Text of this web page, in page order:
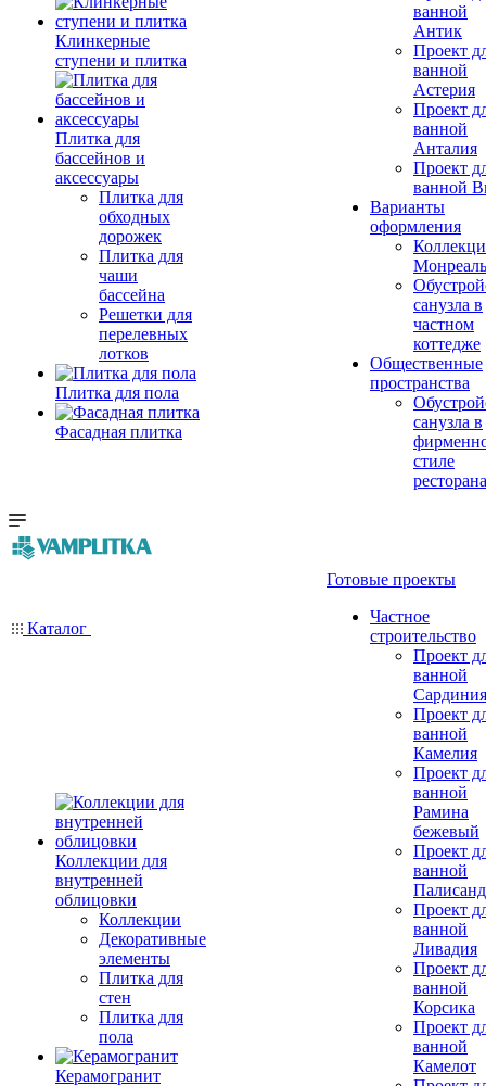
Клинкерные
ступени и плитка
Плитка для
бассейнов и
аксессуары
Плитка для
обходных
дорожек
Плитка для
чаши
бассейна
Решетки для
перелевных
лотков
Плитка для пола
Фасадная плитка
ванной
Антик
Проект
ванной
Астерия
Проект
ванной
Анталия
Проект
ванной
Варианты
оформления
Монреаль
санузла в
частном
коттедже
Общественные
пространства
санузла в
стиле
ресторана
Каталог
Коллекции для
внутренней
облицовки
Коллекции
Декоративные
элементы
Плитка для
стен
Плитка для
пола
Керамогранит
Готовые проекты
Частное
строительство
Проект
ванной
Сардиния
Проект
ванной
Камелия
Проект
ванной
Рамина
бежевый
Проект
ванной
Проект
ванной
Ливадия
Проект
ванной
Корсика
Проект
ванной
Камелот